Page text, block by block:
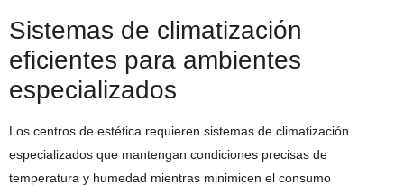
Sistemas de climatización
eficientes para ambientes
especializados
Los centros de estética requieren sistemas de climatización
especializados que mantengan condiciones precisas de
temperatura y humedad mientras minimicen el consumo